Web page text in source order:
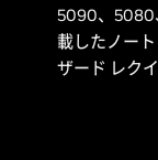
5090、5080
載したノート
ザード レクイ